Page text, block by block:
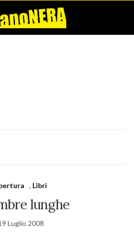
, Libri
lunghe
Luglio 2008